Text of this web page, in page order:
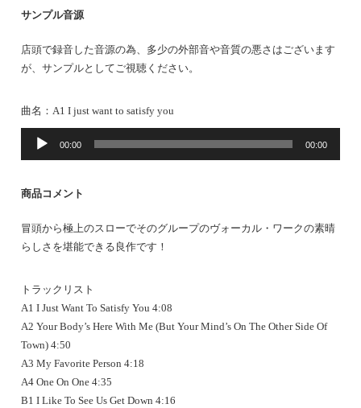
サンプル音源
店頭で録音した音源の為、多少の外部音や音質の悪さはございます
が、サンプルとしてご視聴ください。
曲名：A1 I just want to satisfy you
音
ー
ヤ
ー
00:00 00:00
商品コメント
冒頭から極上のスローでそのグループのヴォーカル・ワークの素晴
らしさを堪能できる良作です ！
トラックリスト
A1 I Just Want To Satisfy You 4:08
A2 Your Body’s Here With Me (But Your Mind’s On The Other Side Of
Town) 4:50
A3 My Favorite Person 4:18
A4 One On One 4:35
B1 I Like To See Us Get Down 4:16